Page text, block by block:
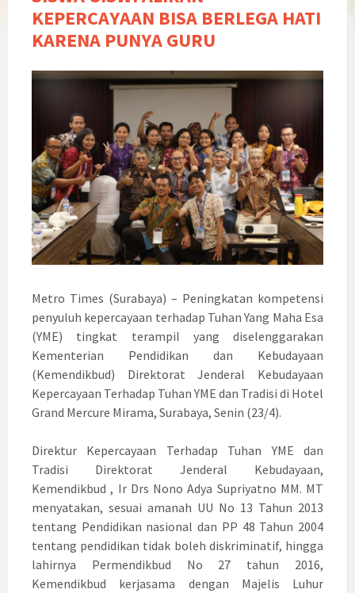
KEPERCAYAAN BISA BERLEGA HATI
KARENA PUNYA GURU
Metro Times (Surabaya) – Peningkatan kompetensi
penyuluh kepercayaan terhadap Tuhan Yang Maha Esa
(YME) tingkat terampil yang diselenggarakan
Kementerian Pendidikan dan Kebudayaan
(Kemendikbud) Direktorat Jenderal Kebudayaan
Kepercayaan Terhadap Tuhan YME dan Tradisi di Hotel
Grand Mercure Mirama, Surabaya, Senin (23/4).
Direktur Kepercayaan Terhadap Tuhan YME dan
Tradisi Direktorat Jenderal Kebudayaan,
Kemendikbud , Ir Drs Nono Adya Supriyatno MM. MT
menyatakan, sesuai amanah UU No 13 Tahun 2013
tentang Pendidikan nasional dan PP 48 Tahun 2004
tentang pendidikan tidak boleh diskriminatif, hingga
lahirnya Permendikbud No 27 tahun 2016,
Kemendikbud kerjasama dengan Majelis Luhur